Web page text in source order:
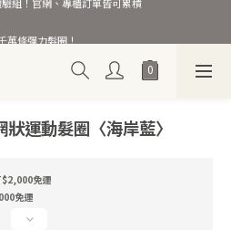
限定加碼 $100 元購物金，成功綁定LINE再贈
組！官網、專櫃訂單皆可累積
運動髮圈〈海岸藍〉
免運
免運